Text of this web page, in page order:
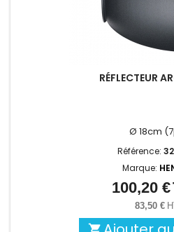
RÉFLECTEUR
Ø 18cm
Référence:
Marque:
Prix
100,20 €
83,50 €